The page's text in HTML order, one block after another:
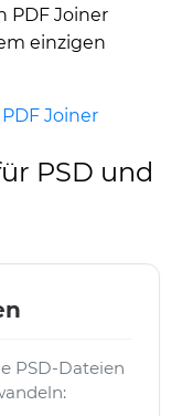
PDF Joiner
einzigen
Joiner
PSD und
PSD-Dateien